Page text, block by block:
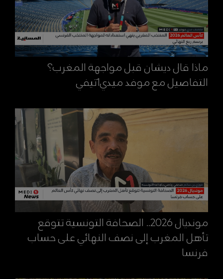
ماذا قال ديشان قبل مواجهة المغرب؟
التفاصيل مع موفد ميدي1تيفي
مونديال 2026.. الصحافة التونسية تتوقع
تأهل المغرب إلى نصف النهائي على حساب
فرنسا